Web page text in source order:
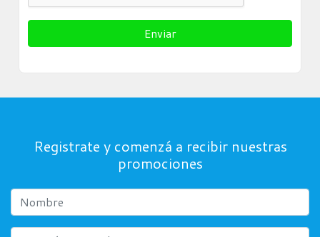
Registrate y comenzá a recibir nuestras
promociones